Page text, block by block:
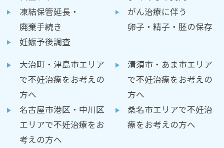
凍結保管延長・
廃棄手続き
がん治療に伴う
卵子・精子・胚の保存
妊娠予後調査
大治町・津島市エリア
で不妊治療をお考えの
方へ
清須市・あま市エリア
で不妊治療をお考えの
方へ
名古屋市港区・中川区
エリアで不妊治療をお
考えの方へ
桑名市エリアで不妊治
療をお考えの方へ